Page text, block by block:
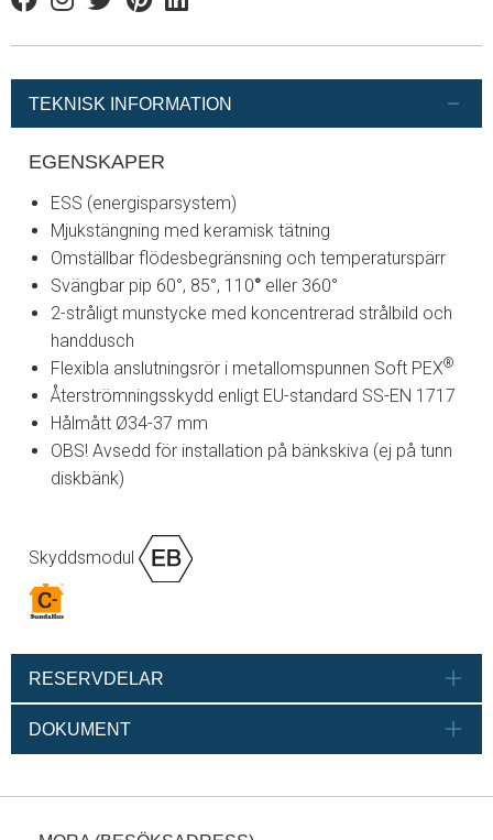
FacebookInstagram
TwitterPinterestLinkedin
TEKNISK INFORMATION
EGENSKAPER
ESS (energisparsystem)
Mjukstängning med keramisk tätning
Omställbar flödesbegränsning och temperaturspärr
Svängbar pip 60°, 85°, 110° eller 360°
2-stråligt munstycke med koncentrerad strålbild och
handdusch
Flexibla anslutningsrör i metallomspunnen Soft PEX®
Återströmningsskydd enligt EU-standard SS-EN 1717
Hålmått Ø34-37 mm
OBS! Avsedd för installation på bänkskiva (ej på tunn
diskbänk)
Skyddsmodul
RESERVDELAR
DOKUMENT